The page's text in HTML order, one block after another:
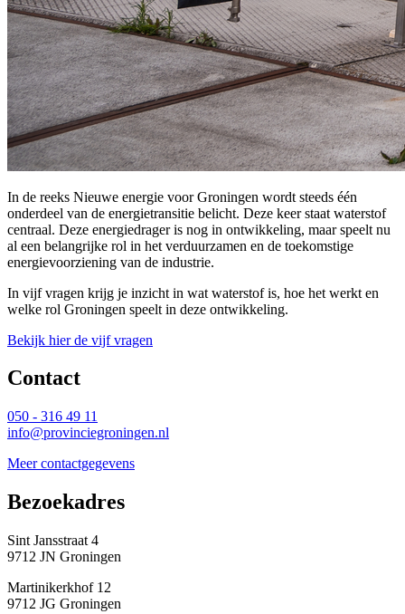
In de reeks Nieuwe energie voor Groningen wordt steeds één
onderdeel van de energietransitie belicht. Deze keer staat waterstof
centraal. Deze energiedrager is nog in ontwikkeling, maar speelt nu
al een belangrijke rol in het verduurzamen en de toekomstige
energievoorziening van de industrie.
In vijf vragen krijg je inzicht in wat waterstof is, hoe het werkt en
welke rol Groningen speelt in deze ontwikkeling.
Bekijk hier de vijf vragen
Contact
050 - 316 49 11
info@provinciegroningen.nl
Meer contactgegevens
Bezoekadres
Sint Jansstraat 4
9712 JN Groningen
Martinikerkhof 12
9712 JG Groningen